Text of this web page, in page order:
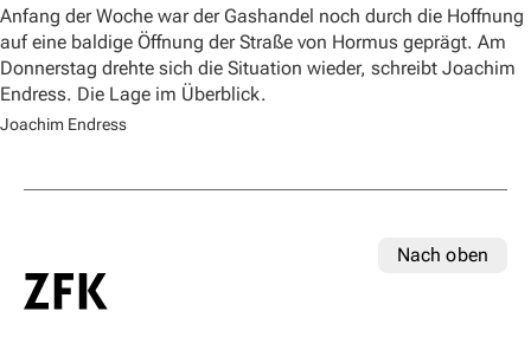
Anfang der Woche war der Gashandel noch durch die Hoffnung
auf eine baldige Öffnung der Straße von Hormus geprägt. Am
Donnerstag drehte sich die Situation wieder, schreibt Joachim
Endress. Die Lage im Überblick.
Joachim Endress
Nach oben